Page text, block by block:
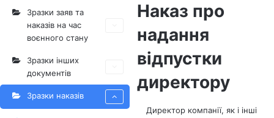
Зразки заяв та
наказів на час
воєнного стану
Зразки інших
документів
Зразки наказів
Наказ про
надання
відпустки
директору
Директор компанії, як і інші